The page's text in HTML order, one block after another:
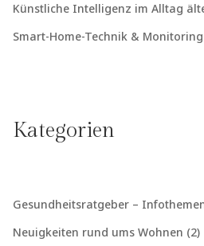
Künstliche Intelligenz im Alltag
Smart-Home-Technik &
Kategorien
Gesundheitsratgeber –
Neuigkeiten rund ums Wohnen (2)